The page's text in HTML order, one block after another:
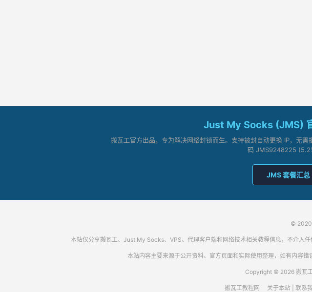
Just My Socks (JMS)
搬瓦工官方出品，专为解决网络封锁而生。支持被封自动更换 IP，无
码 JMS9248225
JMS 套餐汇总
©
本站仅分享搬瓦工、Just My Socks、VPS、代理客户端和网络技术相关教程信息，不介入
本站内容主要来源于公开资料、官方页面和实际使用整理，如有内容
Copyright © 2026 搬瓦
搬瓦工教程网 关于本站| 联系